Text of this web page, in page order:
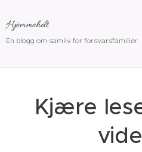
Hjemmehelt
En blogg om samliv for forsvarsfamilier
Kjære